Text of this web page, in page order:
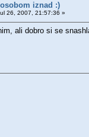
iznad :)
26, 2007, 21:57:36 »
ali dobro si se